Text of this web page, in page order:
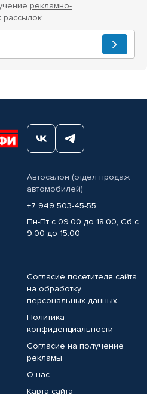
рекламно-
рассылок
Автосалон (отдел продаж
автомобилей)
+7 949 503-45-55
Пн-Пт с 09.00 до 18.00, Сб с
9.00 до 15.00
Согласие посетителя сайта
на обработку
персональных данных
Политика
конфиденциальности
Согласие на получение
рекламы
О нас
Карта сайта